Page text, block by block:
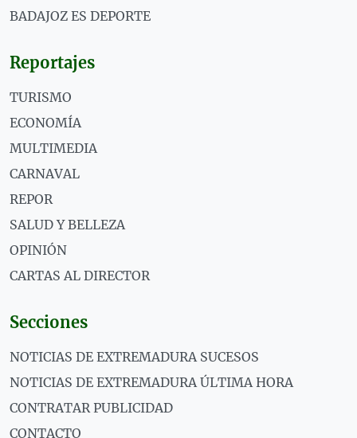
BADAJOZ ES DEPORTE
Reportajes
TURISMO
ECONOMÍA
MULTIMEDIA
CARNAVAL
REPOR
SALUD Y BELLEZA
OPINIÓN
CARTAS AL DIRECTOR
Secciones
NOTICIAS DE EXTREMADURA SUCESOS
NOTICIAS DE EXTREMADURA ÚLTIMA HORA
CONTRATAR PUBLICIDAD
CONTACTO